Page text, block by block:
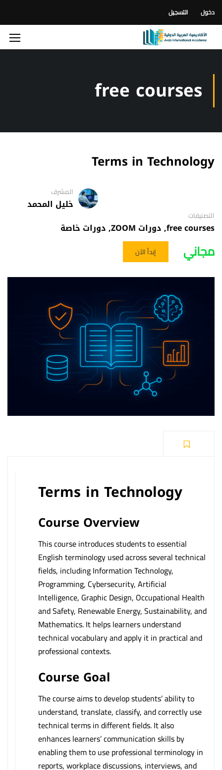
دخول التسجيل
free courses
Terms in Technology
المشرف
خليل المحمد
التصنيفات
free courses
,دورات ZOOM ,دورات خاصة
مجاني إبدأ الآن
Terms in Technology
Course Overview
This course introduces students to essential
English terminology used across several technical
fields, including Information Technology,
Programming, Cybersecurity, Artificial
Intelligence, Graphic Design, Occupational Health
and Safety, Renewable Energy, Sustainability, and
Mathematics. It helps learners understand
technical vocabulary and apply it in practical and
professional contexts.
Course Goal
The course aims to develop students’ ability to
understand, translate, classify, and correctly use
technical terms in different fields. It also
enhances learners’ communication skills by
enabling them to use professional terminology in
reports, workplace discussions, interviews, and